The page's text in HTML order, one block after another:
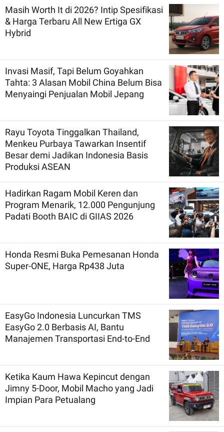
Masih Worth It di 2026? Intip Spesifikasi
& Harga Terbaru All New Ertiga GX
Hybrid
Invasi Masif, Tapi Belum Goyahkan
Tahta: 3 Alasan Mobil China Belum Bisa
Menyaingi Penjualan Mobil Jepang
Rayu Toyota Tinggalkan Thailand,
Menkeu Purbaya Tawarkan Insentif
Besar demi Jadikan Indonesia Basis
Produksi ASEAN
Hadirkan Ragam Mobil Keren dan
Program Menarik, 12.000 Pengunjung
Padati Booth BAIC di GIIAS 2026
Honda Resmi Buka Pemesanan Honda
Super-ONE, Harga Rp438 Juta
EasyGo Indonesia Luncurkan TMS
EasyGo 2.0 Berbasis AI, Bantu
Manajemen Transportasi End-to-End
Ketika Kaum Hawa Kepincut dengan
Jimny 5-Door, Mobil Macho yang Jadi
Impian Para Petualang